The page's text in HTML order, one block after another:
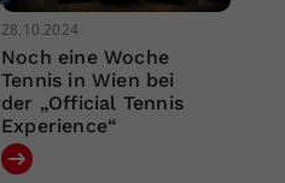
28.10.2024
Noch eine Woche
Tennis in Wien bei
der „Official Tennis
Experience“